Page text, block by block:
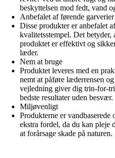
beskyttelsen mod fedt, vand
Anbefalet af førende garverier
Disse produkter er anbefalet
kvalitetsstempel. Det
produktet er effektivt og
læder.
Nem at bruge
Produktet leveres med en
nemt at påføre læderrensen
vejledning giver dig trin-for-
bedste resultater uden besvær.
Miljøvenligt
Produkterne er
ekstra fordel, da du kan pleje
at forårsage skade på naturen.